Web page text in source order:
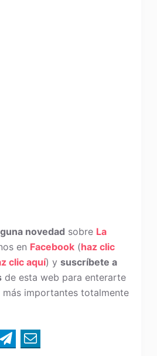
novedad sobre La
en Facebook(haz clic
clic aquí) y suscríbete a
de esta web para enterarte
más importantes totalmente